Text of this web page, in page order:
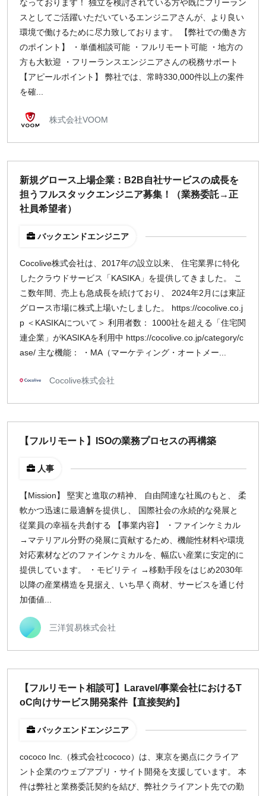
なっております！ 独立を検討されている方や既にフリーラン
スとしてご活躍いただいているエンジニアさんが、より良い
環境で働けるために尽力致しております。 【弊社での働き方
のポイント】 ・単価相談可能 ・フルリモート可能 ・地方の
方も大歓迎 ・フリーランスエンジニアさんの税務サポート
【アピールポイント】 弊社では、常時330,000件以上の案件
を確...
株式会社VOOM
新規グロース上場企業：B2B自社サービスの成長を
担うフルスタックエンジニア募集！（業務委託→正
社員希望者）
バックエンドエンジニア
Cocolive株式会社は、2017年の設立以来、 住宅業界に特化
したクラウドサービス「KASIKA」を提供してきました。 こ
こ数年間、売上も急成長を続けており、 2024年2月には東証
グロース市場に株式上場いたしました。 https://cocolive.co.j
p ＜KASIKAについて＞ 利用者数： 1000社を超える「住宅関
連企業」がKASIKAを利用中 https://cocolive.co.jp/category/c
ase/ 主な機能： ・MA（マーケティング・オートメー...
Cocolive株式会社
【フルリモート】ISOの業務プロセスの再構築
人事
【Mission】 堅実と進取の精神、 自由闊達な社風のもと、 柔
軟かつ迅速に最適解を提供し、 国際社会の永続的な発展と
従業員の幸福を共創する 【事業内容】 ・ファインケミカル
→マテリアル分野の発展に貢献するため、機能性材料や環境
対応素材などのファインケミカルを、幅広い産業に安定的に
提供しています。 ・モビリティ →移動手段をはじめ2030年
以降の産業構造を見据え、いち早く商材、サービスを通じ付
加価値...
三洋貿易株式会社
【フルリモート相談可】Laravel/事業会社におけるT
oC向けサービス開発案件【直接契約】
バックエンドエンジニア
cococo Inc.（株式会社cococo）は、東京を拠点にクライア
ント企業のウェブアプリ・サイト開発を支援しています。 本
件は弊社と業務委託契約を結び、弊社クライアント先での勤